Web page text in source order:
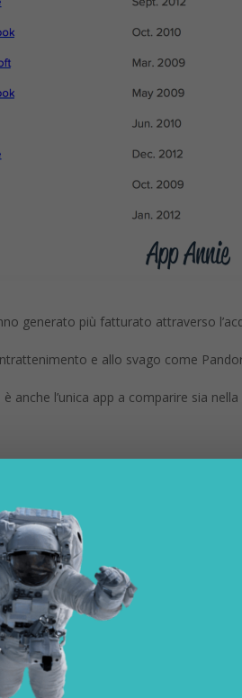
generato più fatturato attraverso
e allo svago come
anche l’unica app a comparire sia nella